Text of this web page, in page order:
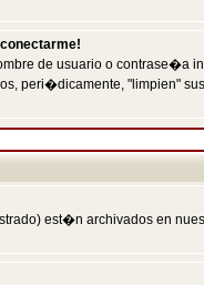
de usuario o contrase�a
peri�dicamente, "limpien"
est�n archivados en